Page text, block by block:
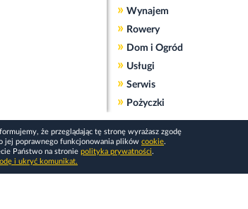
» Wynajem
» Rowery
» Dom i Ogród
» Usługi
» Serwis
» Pożyczki
że przeglądając tę stronę wyrażasz zgodę
jej poprawnego funkcjonowania plików cookie.
Państwo na stronie polityka prywatności.
i ukryć komunikat.